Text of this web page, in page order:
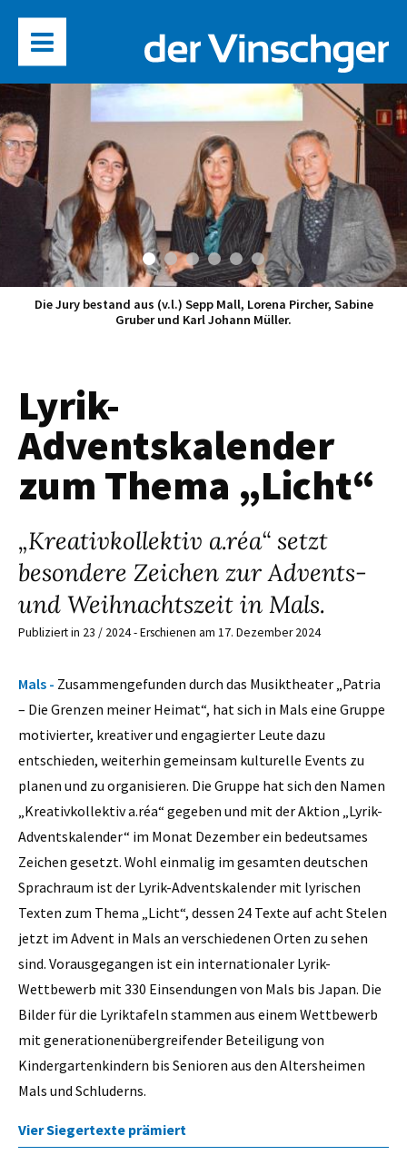
Die Jury bestand aus (v.l.) Sepp Mall, Lorena Pircher, Sabine
Gruber und Karl Johann Müller.
Lyrik-
Adventskalender
zum Thema „Licht“
„Kreativkollektiv a.réa“ setzt
besondere Zeichen zur Advents-
und Weihnachtszeit in Mals.
Publiziert in 23 / 2024 - Erschienen am 17. Dezember 2024
Mals - Zusammengefunden durch das Musiktheater „Patria
– Die Grenzen meiner Heimat“, hat sich in Mals eine Gruppe
motivierter, kreativer und engagierter Leute dazu
entschieden, weiterhin gemeinsam kulturelle Events zu
planen und zu organisieren. Die Gruppe hat sich den Namen
„Kreativkollektiv a.réa“ gegeben und mit der Aktion „Lyrik-
Adventskalender“ im Monat Dezember ein bedeutsames
Zeichen gesetzt. Wohl einmalig im gesamten deutschen
Sprachraum ist der Lyrik-Adventskalender mit lyrischen
Texten zum Thema „Licht“, dessen 24 Texte auf acht Stelen
jetzt im Advent in Mals an verschiedenen Orten zu sehen
sind. Vorausgegangen ist ein internationaler Lyrik-
Wettbewerb mit 330 Einsendungen von Mals bis Japan. Die
Bilder für die Lyriktafeln stammen aus einem Wettbewerb
mit generationenübergreifender Beteiligung von
Kindergartenkindern bis Senioren aus den Altersheimen
Mals und Schluderns.
Vier Siegertexte prämiert